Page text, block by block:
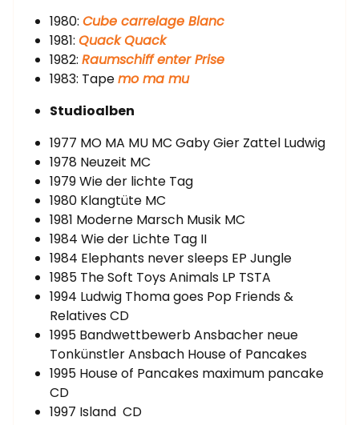
1980: Cube carrelage Blanc
1981: Quack Quack
1982: Raumschiff enter Prise
1983: Tapemo ma mu
Studioalben
1977 MO MA MU MC Gaby Gier Zattel Ludwig
1978 Neuzeit MC
1979 Wie der lichte Tag
1980 Klangtüte MC
1981 Moderne Marsch Musik MC
1984 Wie der Lichte Tag II
1984 Elephants never sleeps EP Jungle
1985 The Soft Toys Animals LP TSTA
1994 Ludwig Thoma goes Pop Friends &
Relatives CD
1995 Bandwettbewerb Ansbacher neue
Tonkünstler Ansbach House of Pancakes
1995 House of Pancakes maximum pancake
CD
1997 Island CD